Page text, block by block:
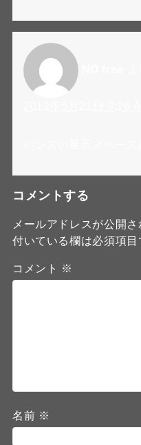
コメントする
メールアドレスが公開
付いている欄は必須項目
コメント ※
名前 ※